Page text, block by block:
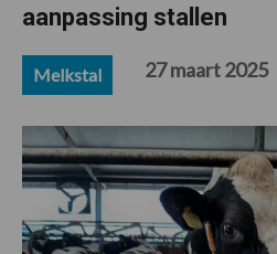
aanpassing stallen
Melkstal 27 maart 2025